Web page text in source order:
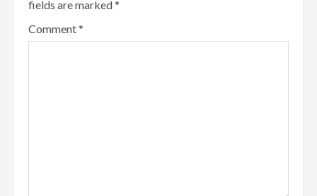
fields are marked*
Comment*